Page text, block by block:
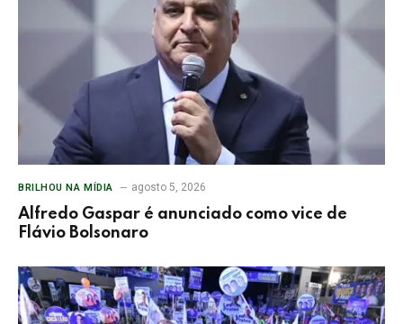
BRILHOU NA MÍDIA agosto 5, 2026
Alfredo Gaspar é anunciado como vice de
Flávio Bolsonaro